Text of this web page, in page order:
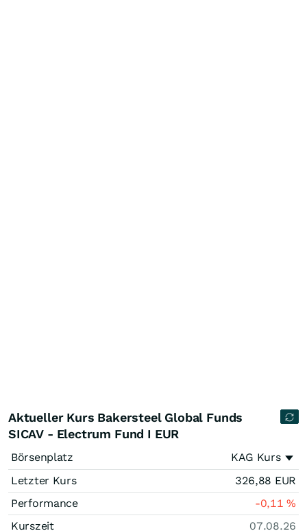
Aktueller Kurs Bakersteel Global Funds
SICAV - Electrum Fund I EUR
Börsenplatz
KAG Kurs
Letzter Kurs
326,88 EUR
Performance
-0,11%
Kurszeit
07.08.26